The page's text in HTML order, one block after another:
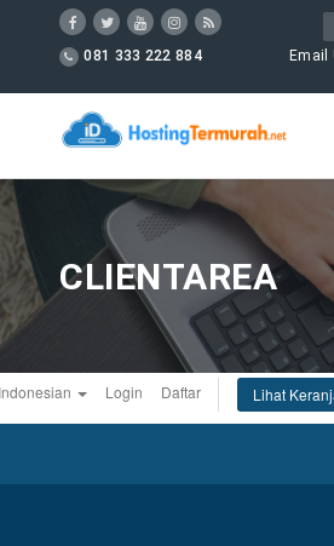
081 333 222 884 Email
CLIENTAREA
Login Daftar Lihat